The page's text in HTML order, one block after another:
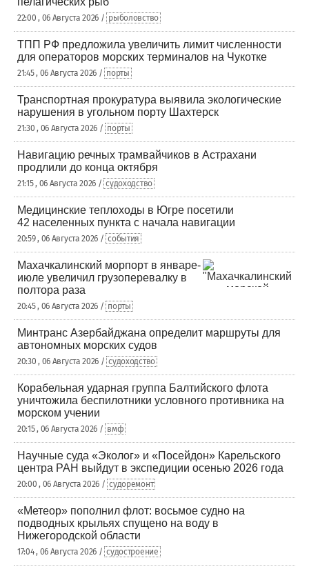
22:00 , 06 Августа 2026 / рыболовство
ТПП РФ предложила увеличить лимит численности
для операторов морских терминалов на Чукотке
21:45 , 06 Августа 2026 / порты
Транспортная прокуратура выявила экологические
нарушения в угольном порту Шахтерск
21:30 , 06 Августа 2026 / порты
Навигацию речных трамвайчиков в Астрахани
продлили до конца октября
21:15 , 06 Августа 2026 / судоходство
Медицинские теплоходы в Югре посетили
42 населенных пункта с начала навигации
20:59 , 06 Августа 2026 / события
Махачкалинский морпорт в январе-
июле увеличил грузоперевалку в
полтора раза
20:45 , 06 Августа 2026 / порты
Минтранс Азербайджана определит маршруты для
автономных морских судов
20:30 , 06 Августа 2026 / судоходство
Корабельная ударная группа Балтийского флота
уничтожила беспилотники условного противника на
морском учении
20:15 , 06 Августа 2026 / вмф
Научные суда «Эколог» и «Посейдон» Карельского
центра РАН выйдут в экспедиции осенью 2026 года
20:00 , 06 Августа 2026 / судоремонт
«Метеор» пополнил флот: восьмое судно на
подводных крыльях спущено на воду в
Нижегородской области
17:04 , 06 Августа 2026 / судостроение